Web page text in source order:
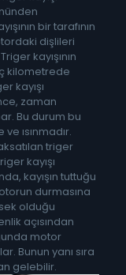
bir tarafının
dişlileri
kayışının
kilometrede
kayışı
zaman
Bu durum bu
ısınmadır.
triger
kayışı
kayışın tuttuğu
durmasına
olduğu
açısından
motor
Bunun yanı sıra
gelebilir.